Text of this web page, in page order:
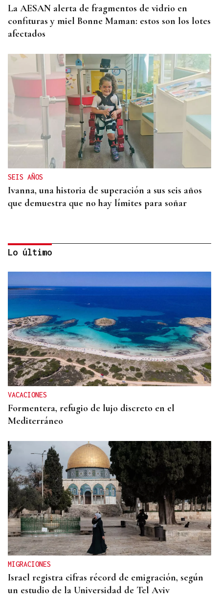
La AESAN alerta de fragmentos de vidrio en
confituras y miel Bonne Maman: estos son los lotes
afectados
SEIS AÑOS
Ivanna, una historia de superación a sus seis años
que demuestra que no hay límites para soñar
MEDICINA FÍSICA Y REHABILITACIÓN
Lucía Ros Dopico, médico especialista: “Mi sueño
es cambiar el paradigma de la discapacidad
infantil”
Lo último
VACACIONES
Formentera, refugio de lujo discreto en el
Mediterráneo
MIGRACIONES
Israel registra cifras récord de emigración, según
un estudio de la Universidad de Tel Aviv